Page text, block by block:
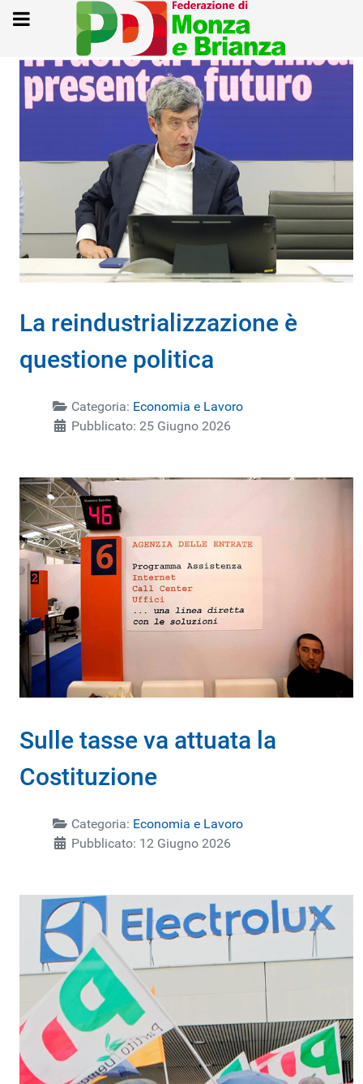
La reindustrializzazione è
questione politica
Categoria: Economia e Lavoro
Pubblicato: 25 Giugno 2026
Sulle tasse va attuata la
Costituzione
Categoria: Economia e Lavoro
Pubblicato: 12 Giugno 2026